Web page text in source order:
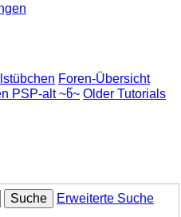
Foren-Übersicht
PSP-alt ~წ~ Older Tutorials
Suche
Erweiterte Suche